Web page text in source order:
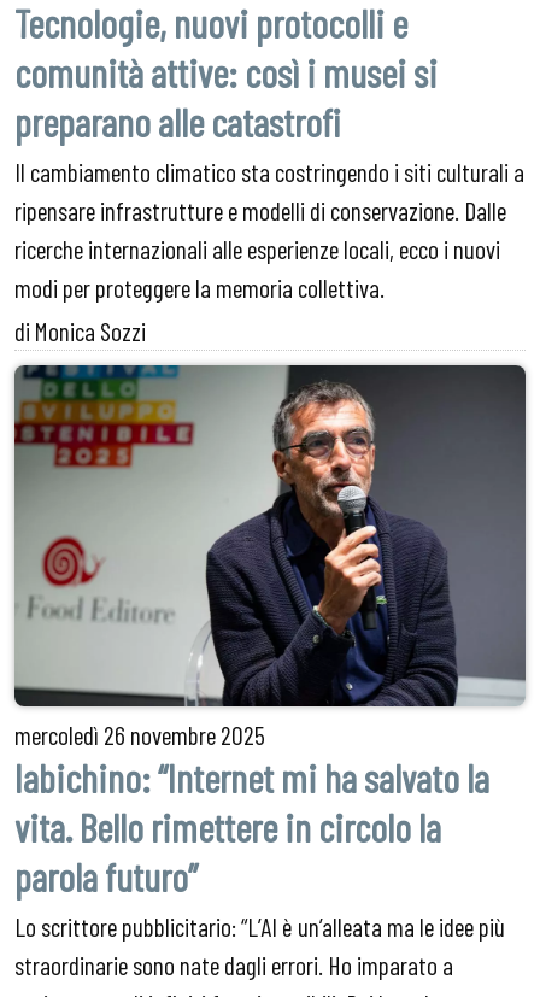
Tecnologie, nuovi protocolli e
comunità attive: così i musei si
preparano alle catastrofi
Il cambiamento climatico sta costringendo i siti culturali a
ripensare infrastrutture e modelli di conservazione. Dalle
ricerche internazionali alle esperienze locali, ecco i nuovi
modi per proteggere la memoria collettiva.
di Monica Sozzi
mercoledì 26 novembre 2025
Iabichino: “Internet mi ha salvato la
vita. Bello rimettere in circolo la
parola futuro”
Lo scrittore pubblicitario: “L’AI è un’alleata ma le idee più
straordinarie sono nate dagli errori. Ho imparato a